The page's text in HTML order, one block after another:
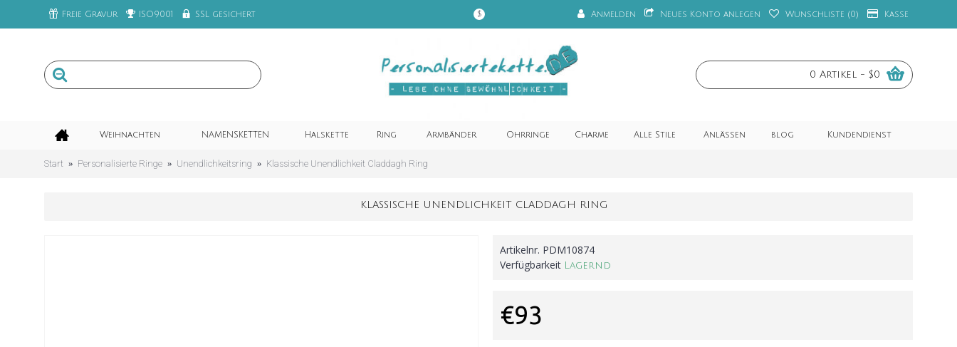
Freie Gravur ISO9001 SSL gesichert $ Anmelden Neues Konto anlegen Wunschliste (0) Kasse
0 Artikel - $0
Weihnachten NAMENSKETTEN Halskette Ring Armbänder Ohrringe Charme Alle Stile Anlässen blog Kundendienst
Start Personalisierte Ringe Unendlichkeitsring Klassische Unendlichkeit Claddagh Ring
KLASSISCHE UNENDLICHKEIT CLADDAGH RING
Artikelnr. PDM10874
Verfügbarkeit Lagernd
€93